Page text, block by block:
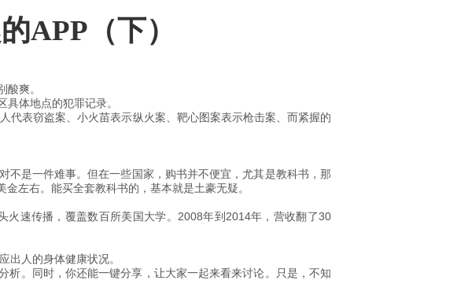
APP（下）
爽。
体地点的犯罪记录。
代表窃盗案、小火苗表示纵火案、靶心图案表示枪击案、而紧握的
是一件难事。但在一些国家，购书并不便宜，尤其是教科书，那
左右。能买全套教科书的，基本就是土豪无疑。
速传播，覆盖数百所美国大学。2008年到2014年，营收翻了30
出人的身体健康状况。
。同时，你还能一键分享，让大家一起来看来讨论。只是，不知